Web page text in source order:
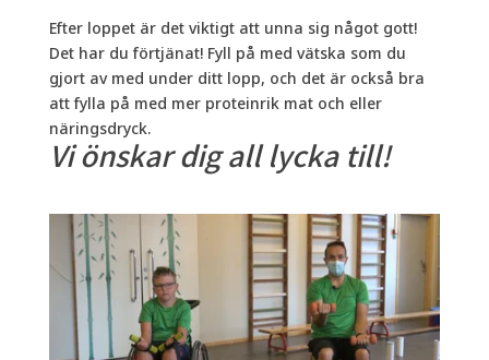
Efter loppet är det viktigt att unna sig något gott!
Det har du förtjänat! Fyll på med vätska som du
gjort av med under ditt lopp, och det är också bra
att fylla på med mer proteinrik mat och eller
näringsdryck.
Vi önskar dig all lycka till!